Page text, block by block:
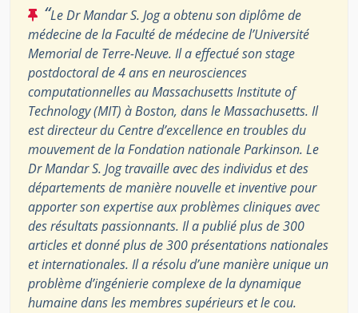
“Le Dr Mandar S. Jog a obtenu son diplôme de
médecine de la Faculté de médecine de l’Université
Memorial de Terre-Neuve. Il a effectué son stage
postdoctoral de 4 ans en neurosciences
computationnelles au Massachusetts Institute of
Technology (MIT) à Boston, dans le Massachusetts. Il
est directeur du Centre d’excellence en troubles du
mouvement de la Fondation nationale Parkinson. Le
Dr Mandar S. Jog travaille avec des individus et des
départements de manière nouvelle et inventive pour
apporter son expertise aux problèmes cliniques avec
des résultats passionnants. Il a publié plus de 300
articles et donné plus de 300 présentations nationales
et internationales. Il a résolu d’une manière unique un
problème d’ingénierie complexe de la dynamique
humaine dans les membres supérieurs et le cou.